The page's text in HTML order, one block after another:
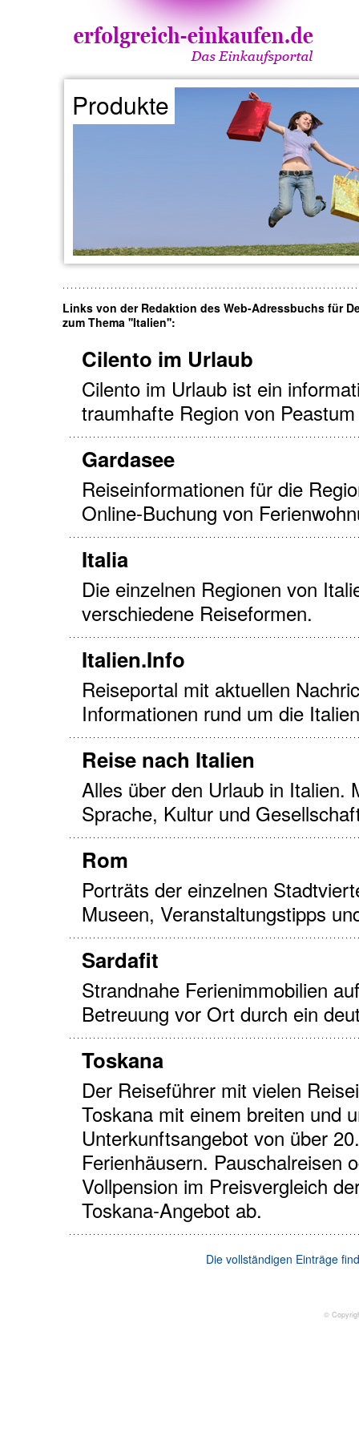
Produkte
Links von der Redaktion des Web-Adressbuchs für
zum Thema ''Italien'':
Cilento im Urlaub
Cilento im Urlaub ist ein
traumhafte Region von
Gardasee
Reiseinformationen für die
Online-Buchung von
Italia
Die einzelnen Regionen von
verschiedene Reiseformen.
Italien.Info
Reiseportal mit aktuellen
Informationen rund um die
Reise nach Italien
Alles über den Urlaub in Italien.
Sprache, Kultur und
Rom
Porträts der einzelnen
Museen, Veranstaltungstipps
Sardafit
Strandnahe Ferienimmobilien
Betreuung vor Ort durch ein
Toskana
Der Reiseführer mit vielen
Toskana mit einem breiten und
Unterkunftsangebot von über
Ferienhäusern. Pauschalreisen
Vollpension im Preisvergleich
Toskana-Angebot ab.
Die vollständigen Einträge
©